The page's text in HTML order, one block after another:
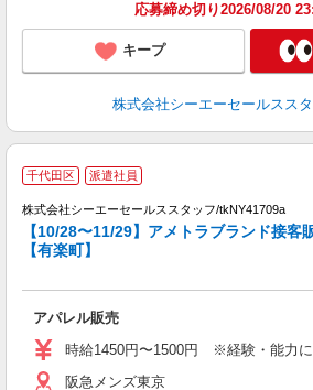
応募締め切り2026/08/20
キープ
株式会社シーエーセールスス
千代田区 派遣社員
株式会社シーエーセールススタッフ/tkNY41709a
【10/28〜11/29】アメトラブランド接客
【有楽町】
アパレル販売
時給1450円〜1500円 ※経験・能力
阪急メンズ東京